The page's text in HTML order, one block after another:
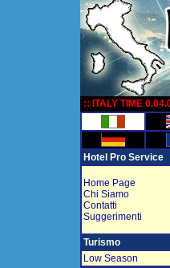
:: ITALY TIME
Hotel Pro Service
Home Page
Chi Siamo
Contatti
Suggerimenti
Turismo
Low Season